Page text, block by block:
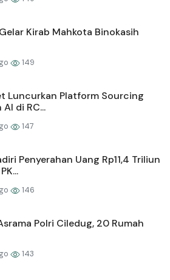
Kirab Mahkota Binokasih
149
Luncurkan Platform Sourcing
di RC...
147
Penyerahan Uang Rp11,4 Triliun
146
Polri Ciledug, 20 Rumah
143